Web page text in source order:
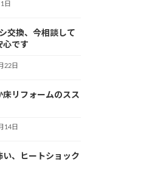
日
交換、今相談して
心です
22日
床リフォームのスス
14日
い、ヒートショック